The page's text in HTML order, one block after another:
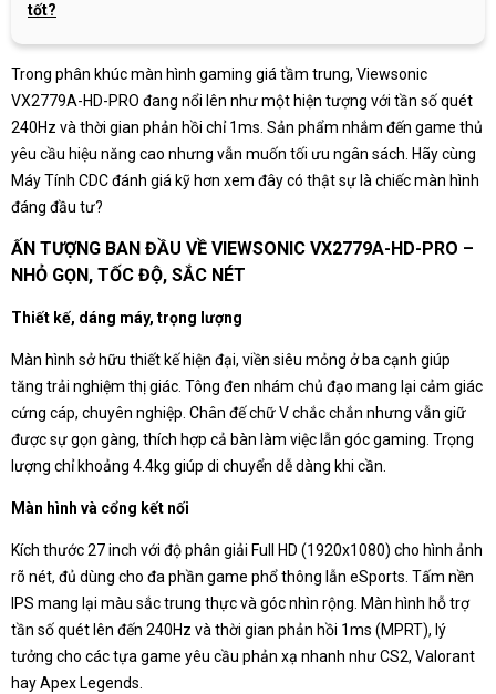
tốt?
Trong phân khúc màn hình gaming giá tầm trung, Viewsonic
VX2779A-HD-PRO đang nổi lên như một hiện tượng với tần số quét
240Hz và thời gian phản hồi chỉ 1ms. Sản phẩm nhắm đến game thủ
yêu cầu hiệu năng cao nhưng vẫn muốn tối ưu ngân sách. Hãy cùng
Máy Tính CDC đánh giá kỹ hơn xem đây có thật sự là chiếc màn hình
đáng đầu tư?
ẤN TƯỢNG BAN ĐẦU VỀ VIEWSONIC VX2779A-HD-PRO –
NHỎ GỌN, TỐC ĐỘ, SẮC NÉT
Thiết kế, dáng máy, trọng lượng
Màn hình sở hữu thiết kế hiện đại, viền siêu mỏng ở ba cạnh giúp
tăng trải nghiệm thị giác. Tông đen nhám chủ đạo mang lại cảm giác
cứng cáp, chuyên nghiệp. Chân đế chữ V chắc chắn nhưng vẫn giữ
được sự gọn gàng, thích hợp cả bàn làm việc lẫn góc gaming. Trọng
lượng chỉ khoảng 4.4kg giúp di chuyển dễ dàng khi cần.
Màn hình và cổng kết nối
Kích thước 27 inch với độ phân giải Full HD (1920x1080) cho hình ảnh
rõ nét, đủ dùng cho đa phần game phổ thông lẫn eSports. Tấm nền
IPS mang lại màu sắc trung thực và góc nhìn rộng. Màn hình hỗ trợ
tần số quét lên đến 240Hz và thời gian phản hồi 1ms (MPRT), lý
tưởng cho các tựa game yêu cầu phản xạ nhanh như CS2, Valorant
hay Apex Legends.